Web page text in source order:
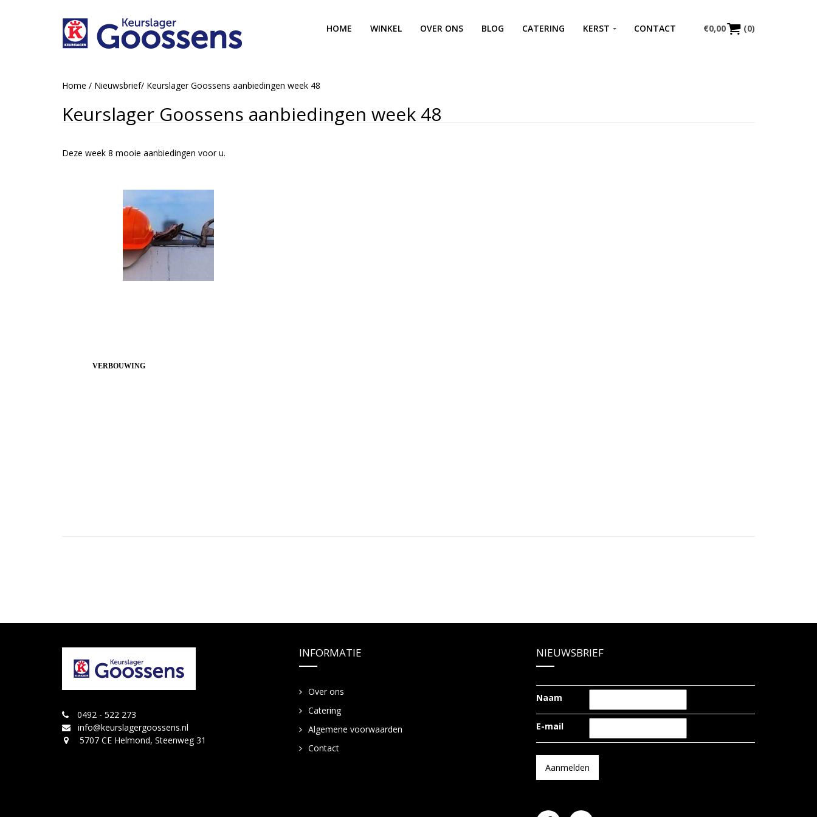
€0,00 (0)
HOME WINKEL OVER ONS BLOG CATERING KERST CONTACT
Home / Nieuwsbrief/ Keurslager Goossens aanbiedingen week 48
Keurslager Goossens aanbiedingen week 48
Deze week 8 mooie aanbiedingen voor u.
VERBOUWING
0492 - 522 273
info@keurslagergoossens.nl
5707 CE Helmond, Steenweg 31
INFORMATIE
Over ons
Catering
Algemene voorwaarden
Contact
NIEUWSBRIEF
Naam
E-mail